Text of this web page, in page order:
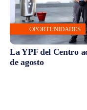
OPORTUNIDADES
La YPF del Centro
de agosto